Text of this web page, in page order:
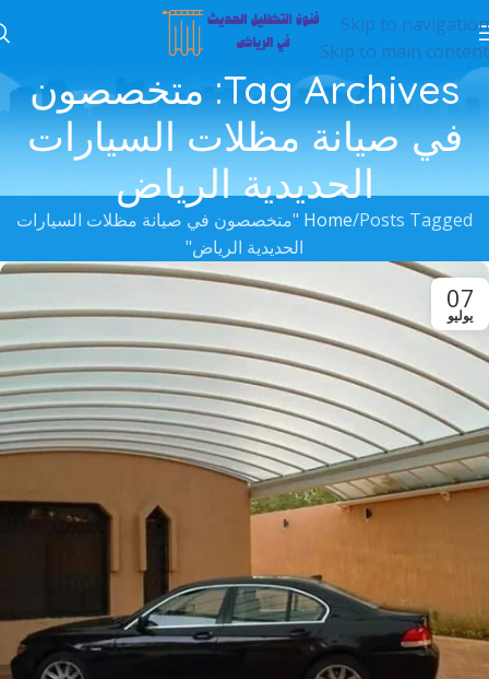
Skip to navigation
Skip to main content
Tag Archives: متخصصون
في صيانة مظلات السيارات
الحديدية الرياض
Home Posts Tagged "متخصصون في صيانة مظلات السيارات
الحديدية الرياض"
07
يوليو